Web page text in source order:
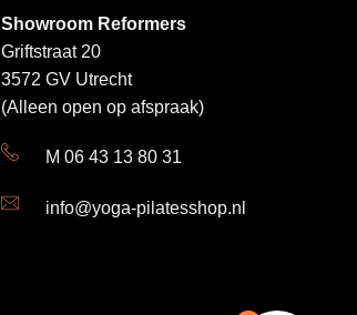
Showroom Reformers
Griftstraat 20
3572 GV Utrecht
(Alleen open op afspraak)
M 06 43 13 80 31
info@yoga-pilatesshop.nl